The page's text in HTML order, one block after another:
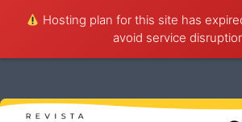
Hosting plan for this site has
avoid service